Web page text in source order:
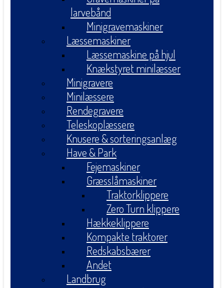
larvebånd
Minigravemaskiner
Læssemaskiner
Læssemaskine på hjul
Knækstyret minilæsser
Minigravere
Minilæssere
Rendegravere
Teleskoplæssere
Knusere & sorteringsanlæg
Have & Park
Fejemaskiner
Græsslåmaskiner
Traktorklippere
Zero Turn klippere
Hækkeklippere
Kompakte traktorer
Redskabsbærer
Andet
Landbrug